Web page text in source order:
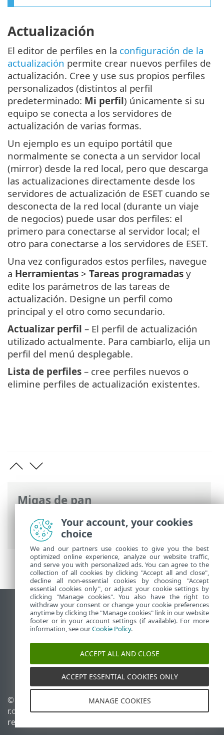
Migas de pan
Ayuda en línea de ESET> ESET Endpoint
Security >Inicio> Perfiles
Actualización
El editor de perfiles en la configuración de la
actualización permite crear nuevos perfiles de
actualización. Cree y use sus propios perfiles
personalizados (distintos al perfil
predeterminado: Mi perfil) únicamente si su
equipo se conecta a los servidores de
actualización de varias formas.
Un ejemplo es un equipo portátil que
normalmente se conecta a un servidor local
(mirror) desde la red local, pero que descarga
las actualizaciones directamente desde los
servidores de actualización de ESET cuando se
desconecta de la red local (durante un viaje
de negocios) puede usar dos perfiles: el
primero para conectarse al servidor local; el
otro para conectarse a los servidores de ESET.
Una vez configurados estos perfiles, navegue
a Herramientas > Tareas programadas y
edite los parámetros de las tareas de
actualización. Designe un perfil como
principal y el otro como secundario.
Actualizar perfil – El perfil de actualización
utilizado actualmente. Para cambiarlo, elija un
perfil del menú desplegable.
Lista de perfiles – cree perfiles nuevos o
elimine perfiles de actualización existentes.
Ver sitio del escritorio
End of Life
Base de conocimiento de ESET
Foro de ESET
ESET Status Portal
Soporte regional
© 1992 - 2026 ESET, spol. s
r.o. - Todos los derechos
reservados.
Administrar perfiles
Política de cookies
Your account, your cookies
choice
We and our partners use cookies to give you the best
optimized online experience, analyze our website traffic,
and serve you with personalized ads. You can agree to the
collection of all cookies by clicking "Accept all and close",
decline all non-essential cookies by choosing "Accept
essential cookies only", or adjust your cookie settings by
clicking "Manage cookies". You also have the right to
withdraw your consent or change your cookie preferences
anytime by clicking the "Manage cookies" link in our website
footer or in your account settings (if available). For more
information, see ourCookie Policy.
ACCEPT ALL AND CLOSE
ACCEPT ESSENTIAL COOKIES ONLY
MANAGE COOKIES